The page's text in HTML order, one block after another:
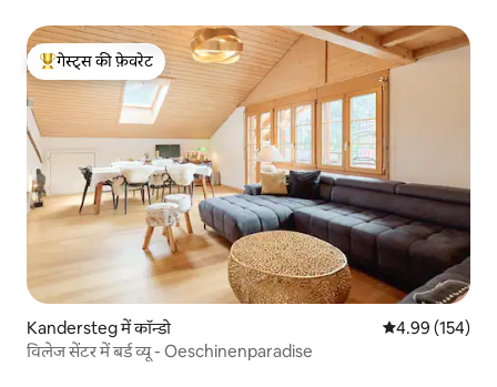
गेस्ट्स का टॉप फ़ेवरेट
गेस्ट्स की फ़ेवरेट
Kandersteg में कॉन्डो औसत रेटिंग 5 में से
4.99 (154)
विलेज सेंटर में बर्ड व्यू - Oeschinenparadise